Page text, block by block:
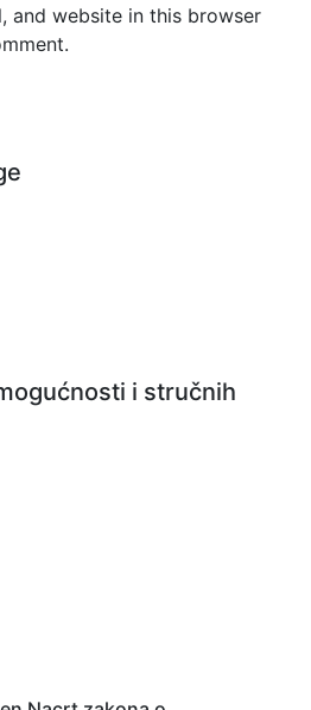
and website in this browser
i stručnih